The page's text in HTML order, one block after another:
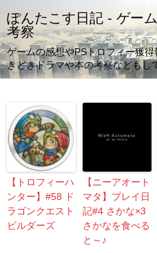
ぽんたこす日記 - ゲー
考察
ゲームの感想やPSトロフィー獲
きどきドラマや本の考察などもし
【トロフィーハ
ンター】#58 ド
ラゴンクエスト
ビルダーズ
【ニーアオート
マタ】プレイ日
記#4 さかな×3
さかなを食べる
と～♪